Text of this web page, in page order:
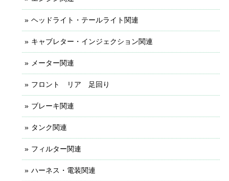
ヘッドライト・テールライト関連
キャブレター・インジェクション関連
メーター関連
フロント リア 足回り
ブレーキ関連
タンク関連
フィルター関連
ハーネス・電装関連